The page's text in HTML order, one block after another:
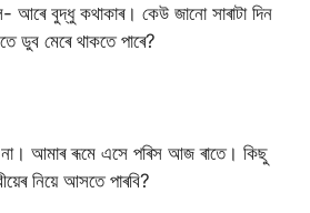
আৰে বুদ্ধু কথাকাৰ। কেউ জানো সাৰাটা দিন
ডুব মেৰে থাকতে পাৰে?
আমাৰ ৰূমে এসে পৰিস আজ ৰাতে। কিছু
নিয়ে আসতে পাৰবি?